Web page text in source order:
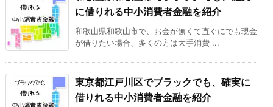
に借りれる中小消費者金融を紹介
和歌山県和歌山市で、お金が無くて直ぐにでも現金
が借りたい場合、多くの方は大手消費 ...
東京都江戸川区でブラックでも、確実に
借りれる中小消費者金融を紹介